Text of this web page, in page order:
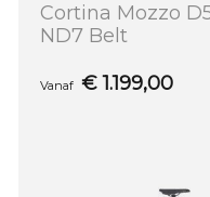
Cortina Mozzo
ND7 Belt
Vanaf € 1.199,00